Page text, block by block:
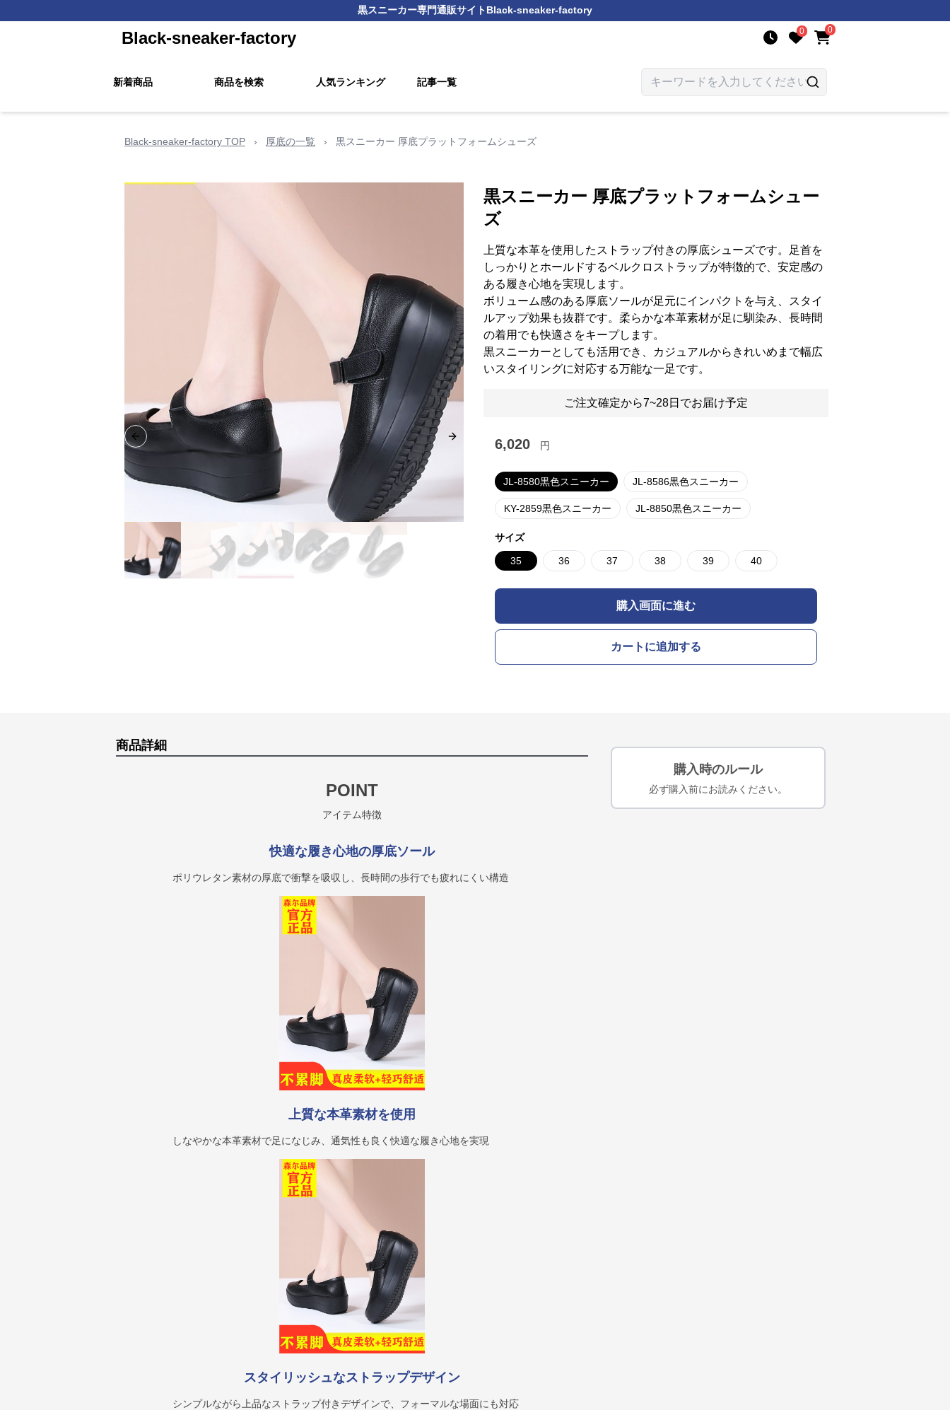
黒スニーカー専門通販サイトBlack-sneaker-factory
Black-sneaker-factory 0 0
新着商品 商品を検索 人気ランキング 記事一覧
Black-sneaker-factory TOP › 厚底の一覧 › 黒スニーカー 厚底プラットフォームシューズ
Previous slide Next slide
黒スニーカー 厚底プラットフォームシュー
ズ
上質な本革を使用したストラップ付きの厚底シューズです。足首を
しっかりとホールドするベルクロストラップが特徴的で、安定感の
ある履き心地を実現します。
ボリューム感のある厚底ソールが足元にインパクトを与え、スタイ
ルアップ効果も抜群です。柔らかな本革素材が足に馴染み、長時間
の着用でも快適さをキープします。
黒スニーカーとしても活用でき、カジュアルからきれいめまで幅広
いスタイリングに対応する万能な一足です。
ご注文確定から7~28日でお届け予定
6,020 円
JL-8580黒色スニーカー JL-8586黒色スニーカー
KY-2859黒色スニーカー JL-8850黒色スニーカー
サイズ
35 36 37 38 39 40
購入画面に進む
カートに追加する
商品詳細
POINT
アイテム特徴
快適な履き心地の厚底ソール
ポリウレタン素材の厚底で衝撃を吸収し、長時間の歩行でも疲れにくい構造
上質な本革素材を使用
しなやかな本革素材で足になじみ、通気性も良く快適な履き心地を実現
スタイリッシュなストラップデザイン
シンプルながら上品なストラップ付きデザインで、フォーマルな場面にも対応
購入時のルール
必ず購入前にお読みください。